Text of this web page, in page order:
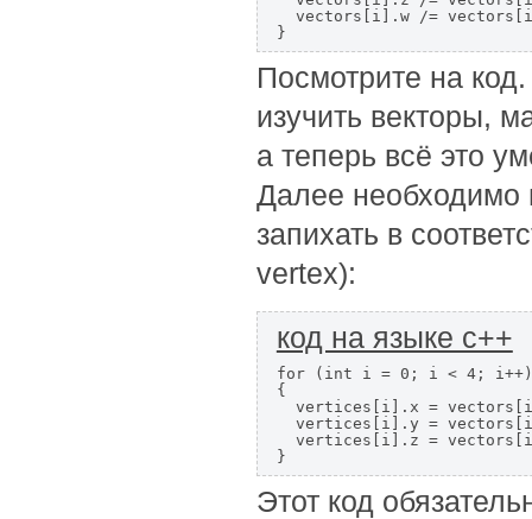
vectors[i].w /=
}
Посмотрите на
изучить векторы,
а теперь всё это
Далее необходимо
запихать в
vertex):
код на языке c++
for (int i = 0; i < 4; i++)
{
vertices[i].x =
vertices[i].y =
vertices[i].z =
}
Этот код